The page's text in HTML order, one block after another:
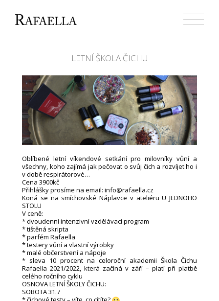
obsahu
webu
LETNÍ ŠKOLA ČICHU
Oblíbené letní víkendové setkání pro milovníky vůní a
všechny, koho zajímá jak pečovat o svůj čich a rozvíjet ho i
v době respirátorové…
Cena 3900kč
Přihlášky prosíme na email: info@rafaella.cz
Koná se na smíchovské Náplavce v ateliéru U JEDNOHO
STOLU
V ceně:
* dvoudenní intenzivní vzdělávací program
* tištěná skripta
* parfém Rafaella
* testery vůní a vlastní výrobky
* malé občerstvení a nápoje
* sleva 10 procent na celoroční akademii Škola Čichu
Rafaella 2021/2022, která začíná v září – platí při platbě
celého ročního cyklu
OSNOVA LETNÍ ŠKOLY ČICHU:
SOBOTA 31.7